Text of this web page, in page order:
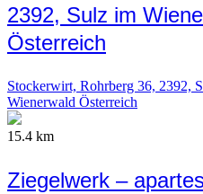
2392, Sulz im
Österreich
Stockerwirt, Rohrberg 36, 2392,
Wienerwald Österreich
15.4 km
Ziegelwerk –